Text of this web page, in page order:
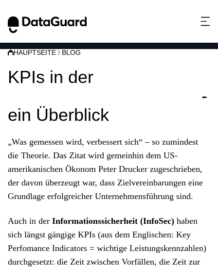
HAUPTSEITE BLOG
KPIs in der
-
ein Überblick
„Was gemessen wird, verbessert sich“ – so zumindest
die Theorie. Das Zitat wird gemeinhin dem US-
amerikanischen Ökonom Peter Drucker zugeschrieben,
der davon überzeugt war, dass Zielvereinbarungen eine
Grundlage erfolgreicher Unternehmensführung sind.
Auch in der Informationssicherheit (InfoSec) haben
sich längst gängige KPIs (aus dem Englischen: Key
Perfomance Indicators = wichtige Leistungskennzahlen)
durchgesetzt: die Zeit zwischen Vorfällen, die Zeit zur